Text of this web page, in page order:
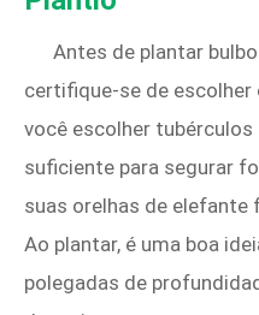
Antes de plantar
certifique-se de
você escolher
suficiente para segurar
suas orelhas de elefante
Ao plantar, é uma boa
polegadas de